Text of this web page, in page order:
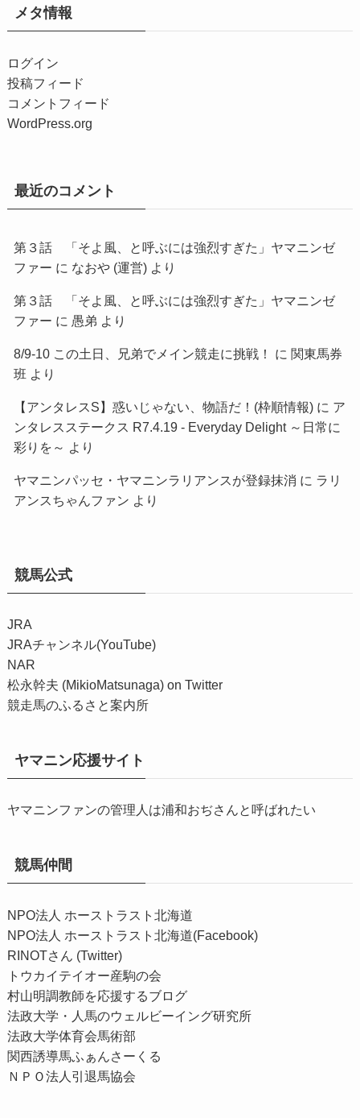
メタ情報
ログイン
投稿フィード
コメントフィード
WordPress.org
最近のコメント
第３話 「そよ風、と呼ぶには強烈すぎた」ヤマニンゼ
ファー に なおや (運営)より
第３話 「そよ風、と呼ぶには強烈すぎた」ヤマニンゼ
ファー に 愚弟 より
8/9-10 この土日、兄弟でメイン競走に挑戦！ に 関東馬券
班 より
【アンタレスS】惑いじゃない、物語だ！(枠順情報)に ア
ンタレスステークス R7.4.19 - Everyday Delight ～日常に
彩りを～ より
ヤマニンパッセ・ヤマニンラリアンスが登録抹消 に ラリ
アンスちゃんファン より
競馬公式
JRA
JRAチャンネル(YouTube)
NAR
松永幹夫 (MikioMatsunaga) on Twitter
競走馬のふるさと案内所
ヤマニン応援サイト
ヤマニンファンの管理人は浦和おぢさんと呼ばれたい
競馬仲間
NPO法人 ホーストラスト北海道
NPO法人 ホーストラスト北海道(Facebook)
RINOTさん (Twitter)
トウカイテイオー産駒の会
村山明調教師を応援するブログ
法政大学・人馬のウェルビーイング研究所
法政大学体育会馬術部
関西誘導馬ふぁんさーくる
ＮＰＯ法人引退馬協会